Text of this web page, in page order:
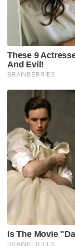
These 9
And Evil!
BRAINBERRIES
Is The Movie
BRAINBERRIES